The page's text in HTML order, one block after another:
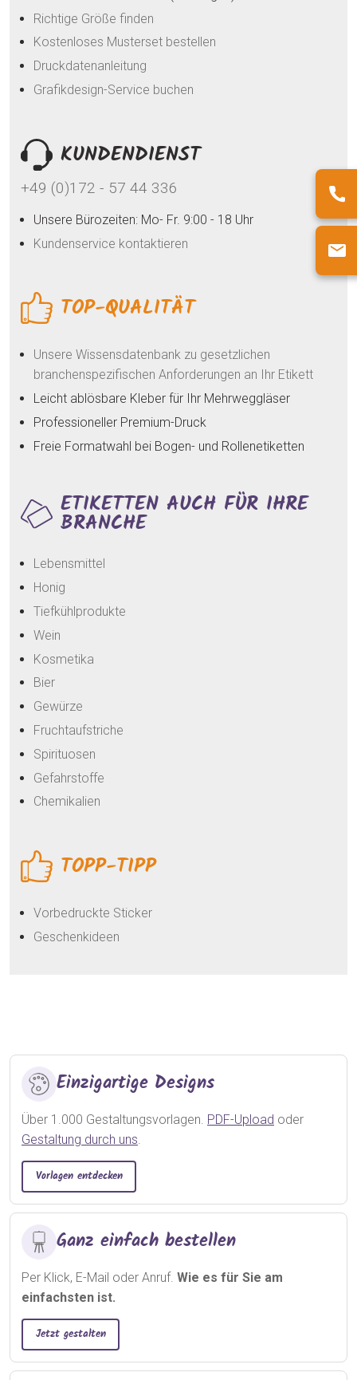
Richtige Größe finden
Kostenloses Musterset bestellen
Druckdatenanleitung
Grafikdesign-Service buchen
KUNDENDIENST
+49 (0)172 - 57 44 336
Unsere Bürozeiten: Mo- Fr. 9:00 - 18 Uhr
Kundenservice kontaktieren
TOP-QUALITÄT
Unsere Wissensdatenbank zu gesetzlichen
branchenspezifischen Anforderungen an Ihr Etikett
Leicht ablösbare Kleber für Ihr Mehrweggläser
Professioneller Premium-Druck
Freie Formatwahl bei Bogen- und Rollenetiketten
ETIKETTEN AUCH FÜR IHRE
BRANCHE
Lebensmittel
Honig
Tiefkühlprodukte
Wein
Kosmetika
Bier
Gewürze
Fruchtaufstriche
Spirituosen
Gefahrstoffe
Chemikalien
TOPP-TIPP
Vorbedruckte Sticker
Geschenkideen
Einzigartige Designs
Über 1.000 Gestaltungsvorlagen. PDF-Upload oder
Gestaltung durch uns.
Vorlagen entdecken
Ganz einfach bestellen
Per Klick, E-Mail oder Anruf. Wie es für Sie am
einfachsten ist.
Jetzt gestalten